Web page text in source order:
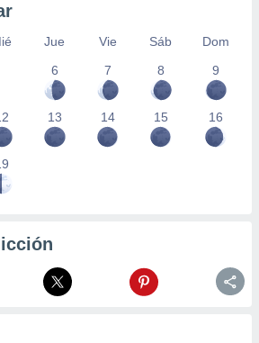
Jue Vie Sáb
Dom
6
7 8 9
13 14 15 16